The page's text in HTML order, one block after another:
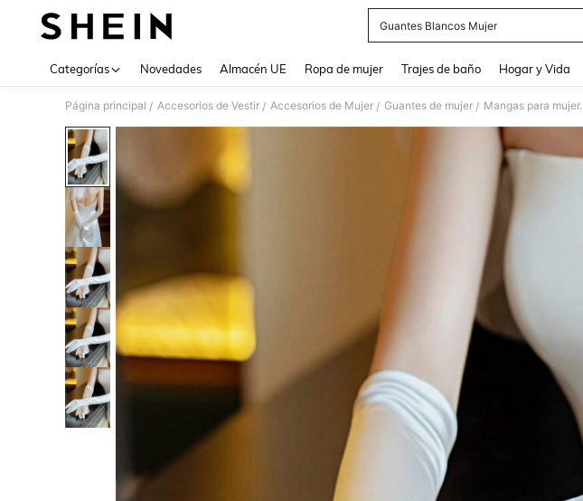
Guantes Blancos Mujer
Categorías Novedades Almacén UE Ropa de mujer Trajes de baño Hogar y Vida
Página principal / Accesorios de Vestir / Accesorios de Mujer / Guantes de mujer / Mangas para mujer.